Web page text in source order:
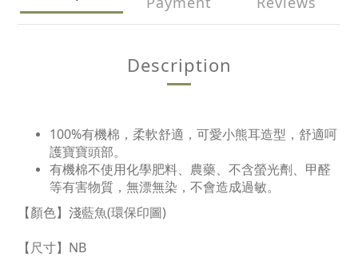
Description
100%有機棉，柔軟舒適，可愛小熊耳造型，舒適呵
護寶寶頭部。
有機棉不使用化學肥料、農藥、不含螢光劑、甲醛
等有害物質，無漂無染，不會造成過敏。
【顏色】淺藍魚(環保印圖)
【尺寸】NB